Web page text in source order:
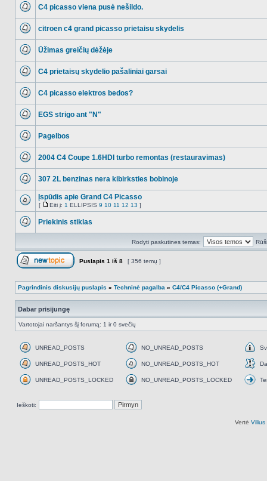
C4 picasso viena pusė nešildo.
citroen c4 grand picasso prietaisu skydelis
Ūžimas greičių dėžėje
C4 prietaisų skydelio pašaliniai garsai
C4 picasso elektros bedos?
EGS strigo ant "N"
Pagelbos
2004 C4 Coupe 1.6HDI turbo remontas (restauravimas)
307 2L benzinas nera kibirksties bobinoje
NO_UNREAD_POSTS
Įspūdis apie Grand C4 Picasso
[
Eiti
Eiti į: 1 ELLIPSIS 9 10 11 12 13 ]
Priekinis stiklas
Rodyti paskutines temas:
Puslapis 1 iš 8 [ 356 temų ]
Pagrindinis diskusijų puslapis » Techninė pagalba » C4/C4 Picasso (+Grand)
Dabar prisijungę
Vartotojai naršantys šį forumą: 1 ir 0 svečių
UNREAD_POSTS
NO_UNREAD_POSTS
UNREAD_POSTS_HOT
NO_UNREAD_POSTS_HOT
UNREAD_POSTS_LOCKED
NO_UNREAD_POSTS_LOCKED
Ieškoti:
Vertė Vilius